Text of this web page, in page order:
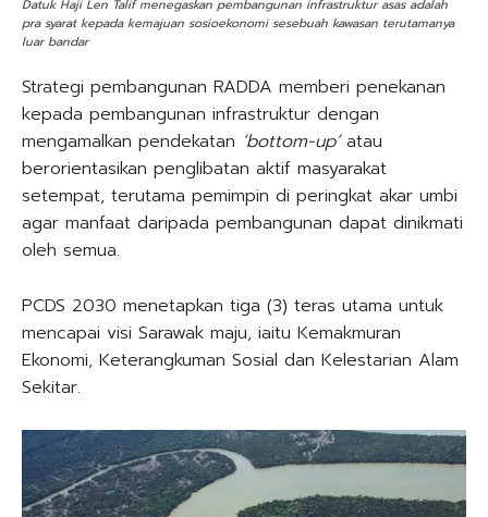
Datuk Haji Len Talif menegaskan pembangunan infrastruktur asas adalah
pra syarat kepada kemajuan sosioekonomi sesebuah kawasan terutamanya
luar bandar
Strategi pembangunan RADDA memberi penekanan
kepada pembangunan infrastruktur dengan
mengamalkan pendekatan ‘bottom-up’atau
berorientasikan penglibatan aktif masyarakat
setempat, terutama pemimpin di peringkat akar umbi
agar manfaat daripada pembangunan dapat dinikmati
oleh semua.
PCDS 2030 menetapkan tiga (3) teras utama untuk
mencapai visi Sarawak maju, iaitu Kemakmuran
Ekonomi, Keterangkuman Sosial dan Kelestarian Alam
Sekitar.